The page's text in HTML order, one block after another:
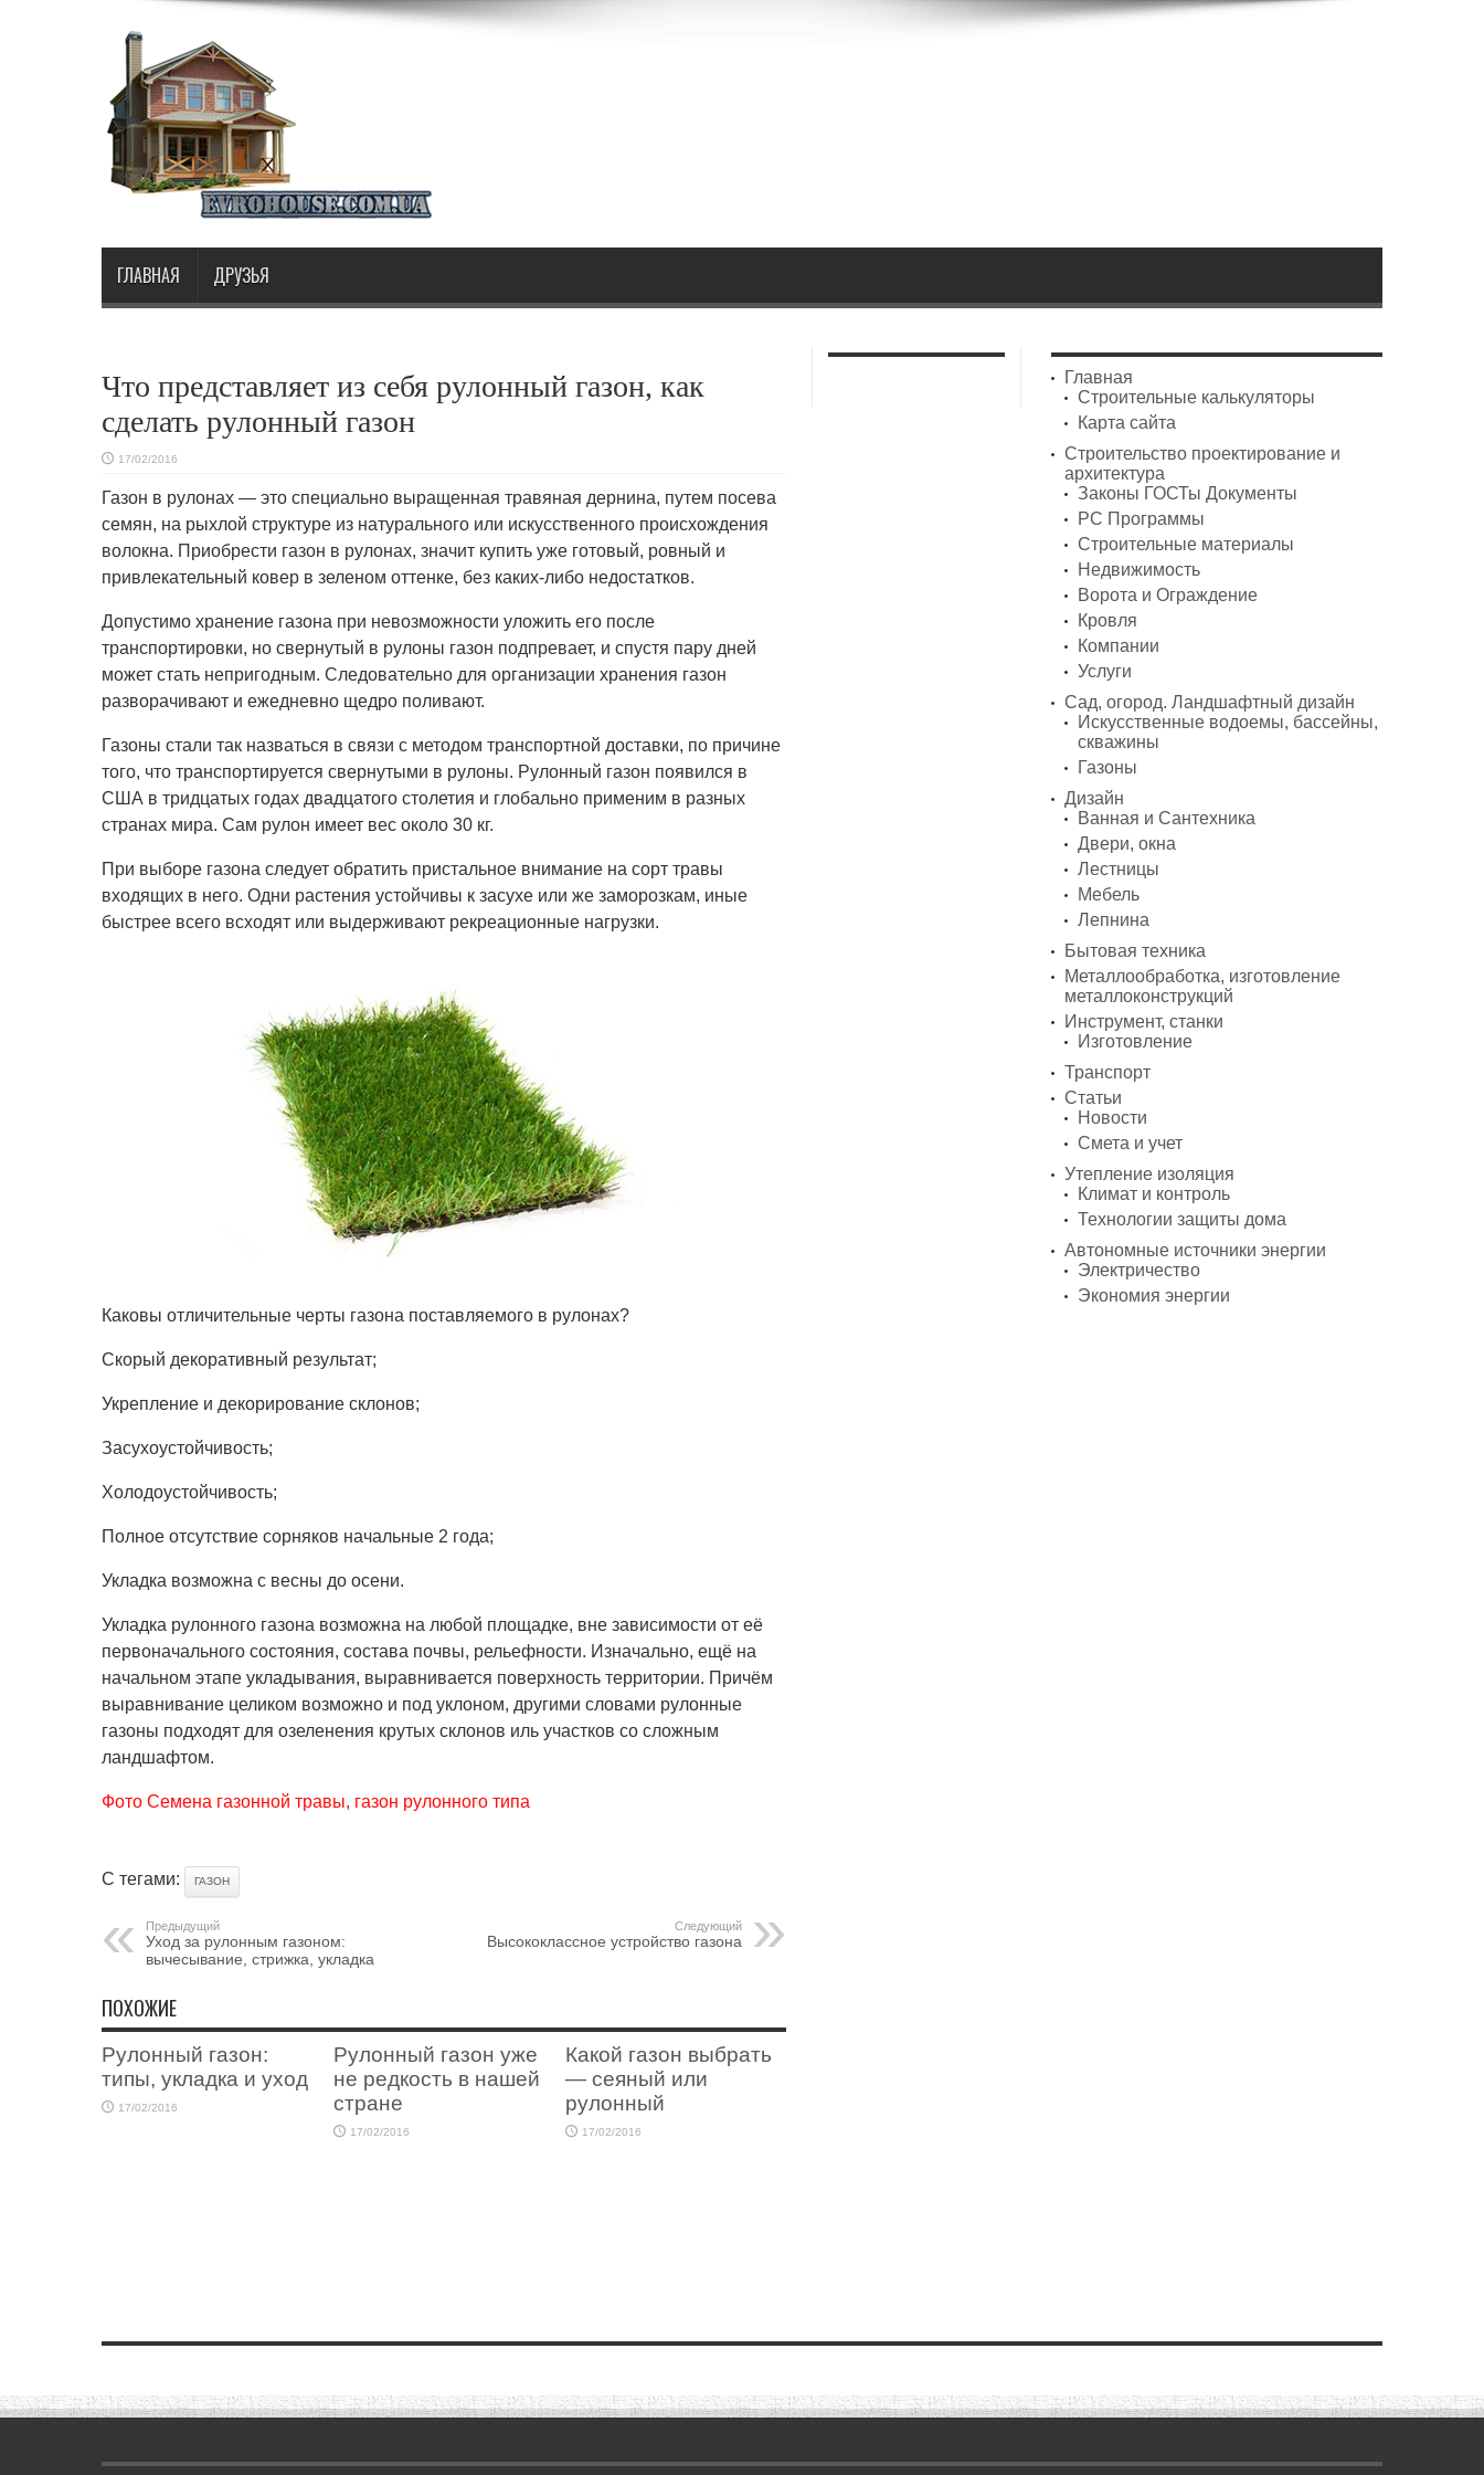
ГЛАВНАЯ ДРУЗЬЯ
Что представляет из себя рулонный газон, как
сделать рулонный газон
17/02/2016
Газон в рулонах — это специально выращенная травяная дернина, путем посева
семян, на рыхлой структуре из натурального или искусственного происхождения
волокна. Приобрести газон в рулонах, значит купить уже готовый, ровный и
привлекательный ковер в зеленом оттенке, без каких-либо недостатков.
Допустимо хранение газона при невозможности уложить его после
транспортировки, но свернутый в рулоны газон подпревает, и спустя пару дней
может стать непригодным. Следовательно для организации хранения газон
разворачивают и ежедневно щедро поливают.
Газоны стали так назваться в связи с методом транспортной доставки, по причине
того, что транспортируется свернутыми в рулоны. Рулонный газон появился в
США в тридцатых годах двадцатого столетия и глобально применим в разных
странах мира. Сам рулон имеет вес около 30 кг.
При выборе газона следует обратить пристальное внимание на сорт травы
входящих в него. Одни растения устойчивы к засухе или же заморозкам, иные
быстрее всего всходят или выдерживают рекреационные нагрузки.
Каковы отличительные черты газона поставляемого в рулонах?
Скорый декоративный результат;
Укрепление и декорирование склонов;
Засухоустойчивость;
Холодоустойчивость;
Полное отсутствие сорняков начальные 2 года;
Укладка возможна с весны до осени.
Укладка рулонного газона возможна на любой площадке, вне зависимости от её
первоначального состояния, состава почвы, рельефности. Изначально, ещё на
начальном этапе укладывания, выравнивается поверхность территории. Причём
выравнивание целиком возможно и под уклоном, другими словами рулонные
газоны подходят для озеленения крутых склонов иль участков со сложным
ландшафтом.
Фото Семена газонной травы, газон рулонного типа
С тегами: ГАЗОН
Предыдущий
Уход за рулонным газоном:
вычесывание, стрижка, укладка
Следующий
Высококлассное устройство газона
ПОХОЖИЕ
Рулонный газон:
типы, укладка и уход
17/02/2016
Рулонный газон уже
не редкость в нашей
стране
17/02/2016
Какой газон выбрать
— сеяный или
рулонный
17/02/2016
Главная
Строительные калькуляторы
Карта сайта
Строительство проектирование и
архитектура
Законы ГОСТы Документы
PC Программы
Строительные материалы
Недвижимость
Ворота и Ограждение
Кровля
Компании
Услуги
Сад, огород. Ландшафтный дизайн
Искусственные водоемы, бассейны,
скважины
Газоны
Дизайн
Ванная и Сантехника
Двери, окна
Лестницы
Мебель
Лепнина
Бытовая техника
Металлообработка, изготовление
металлоконструкций
Инструмент, станки
Изготовление
Транспорт
Статьи
Новости
Смета и учет
Утепление изоляция
Климат и контроль
Технологии защиты дома
Автономные источники энергии
Электричество
Экономия энергии